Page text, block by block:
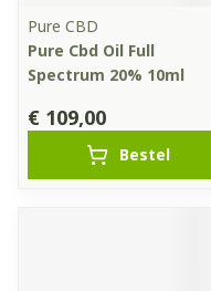
Pure CBD
Pure Cbd Oil Full
Spectrum 20% 10ml
€ 109,00
Bestel